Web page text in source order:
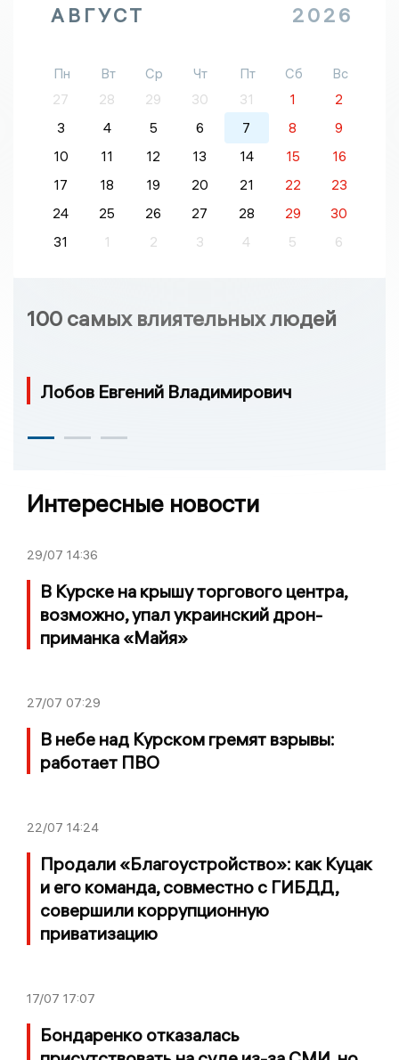
АВГУСТ 2026
Пн Вт Ср Чт Пт Сб
Вс
27
28 29 30 31 1
2
3
4 5 6 7 8
9
10
11 12 13 14 15
16
17
18 19 20 21 22
23
24
25 26 27 28 29
30
31
1 2 3 4 5 6
100 самых влиятельных людей
Лобов Евгений Владимирович
Интересные новости
29/07 14:36
В Курске на крышу торгового центра,
возможно, упал украинский дрон-
приманка «Майя»
27/07 07:29
В небе над Курском гремят взрывы:
работает ПВО
22/07 14:24
Продали «Благоустройство»: как Куцак
и его команда, совместно с ГИБДД,
совершили коррупционную
приватизацию
17/07 17:07
Бондаренко отказалась